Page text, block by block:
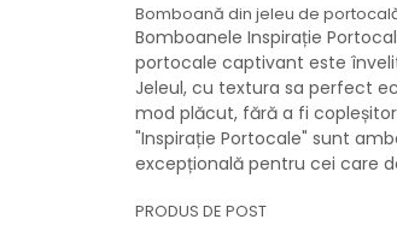
Bomboană din jeleu de
Bomboanele Inspirație
portocale captivant este
Jeleul, cu textura sa perfect
mod plăcut, fără a fi
"Inspirație Portocale" sunt
excepțională pentru cei care
PRODUS DE POST